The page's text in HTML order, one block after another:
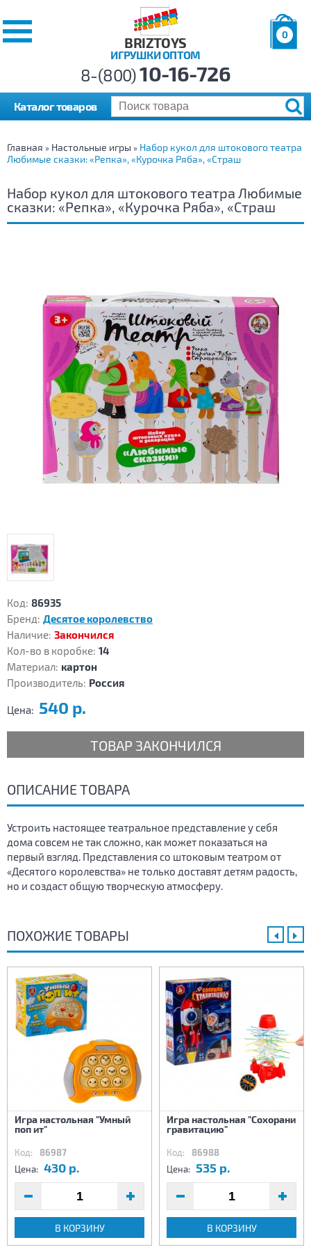
BRIZTOYS
ИГРУШКИ ОПТОМ
0
р.
8-(800)10-16-726
Каталог товаров
Главная » Настольные игры » Набор кукол для штокового театра
Любимые сказки: «Репка», «Курочка Ряба», «Страш
Набор кукол для штокового театра Любимые
сказки: «Репка», «Курочка Ряба», «Страш
Код: 86935
Бренд: Десятое королевство
Наличие: Закончился
Кол-во в коробке: 14
Материал: картон
Производитель: Россия
Цена: 540 р.
ТОВАР ЗАКОНЧИЛСЯ
ОПИСАНИЕ ТОВАРА
Устроить настоящее театральное представление у себя
дома совсем не так сложно, как может показаться на
первый взгляд. Представления со штоковым театром от
«Десятого королевства» не только доставят детям радость,
но и создаст общую творческую атмосферу.
ПОХОЖИЕ ТОВАРЫ
Игра настольная "Умный
поп ит"
Код: 86987
Цена: 430 р.
В КОРЗИНУ
Игра настольная "Сохорани
гравитацию"
Код: 86988
Цена: 535 р.
В КОРЗИНУ